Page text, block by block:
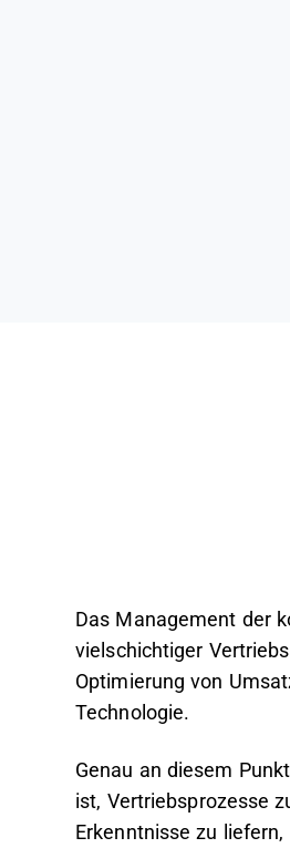
Das Management der
vielschichtiger
Optimierung von
Technologie.
Genau an diesem
ist, Vertriebsprozesse
Erkenntnisse zu